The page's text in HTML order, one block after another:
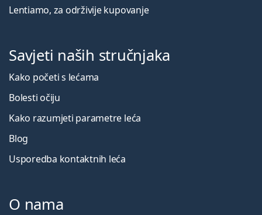
Lentiamo, za održivije kupovanje
Savjeti naših stručnjaka
Kako početi s lećama
Bolesti očiju
Kako razumjeti parametre leća
Blog
Usporedba kontaktnih leća
O nama